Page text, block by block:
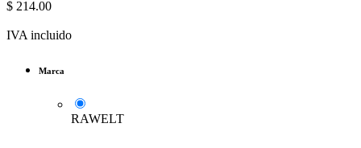
$ 214.00
IVA incluido
Marca
RAWELT